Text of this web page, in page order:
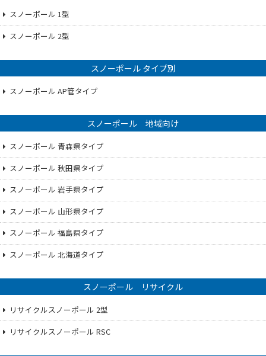
スノーポール 1型
スノーポール 2型
スノーポール タイプ別
スノーポール AP管タイプ
スノーポール 地域向け
スノーポール 青森県タイプ
スノーポール 秋田県タイプ
スノーポール 岩手県タイプ
スノーポール 山形県タイプ
スノーポール 福島県タイプ
スノーポール 北海道タイプ
スノーポール リサイクル
リサイクルスノーポール 2型
リサイクルスノーポール RSC